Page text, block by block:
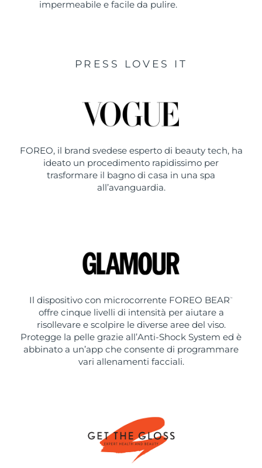
impermeabile e facile da pulire.
PRESS LOVES IT
FOREO, il brand svedese esperto di beauty tech, ha
ideato un procedimento rapidissimo per
trasformare il bagno di casa in una spa
all’avanguardia.
Il dispositivo con microcorrente FOREO BEAR ™
offre cinque livelli di intensità per aiutare a
risollevare e scolpire le diverse aree del viso.
Protegge la pelle grazie all’Anti-Shock System ed è
abbinato a un’app che consente di programmare
vari allenamenti facciali.